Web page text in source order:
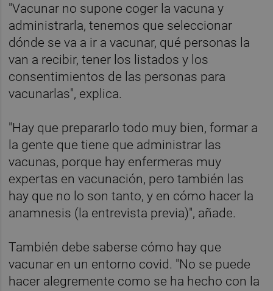
"Vacunar no supone coger la vacuna y
administrarla, tenemos que seleccionar
dónde se va a ir a vacunar, qué personas la
van a recibir, tener los listados y los
consentimientos de las personas para
vacunarlas", explica.
"Hay que prepararlo todo muy bien, formar a
la gente que tiene que administrar las
vacunas, porque hay enfermeras muy
expertas en vacunación, pero también las
hay que no lo son tanto, y en cómo hacer la
anamnesis (la entrevista previa)", añade.
También debe saberse cómo hay que
vacunar en un entorno covid. "No se puede
hacer alegremente como se ha hecho con la